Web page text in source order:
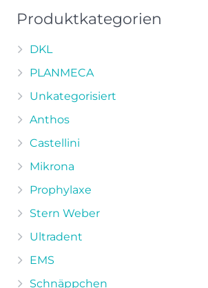
Produktkategorien
DKL
PLANMECA
Unkategorisiert
Anthos
Castellini
Mikrona
Prophylaxe
Stern Weber
Ultradent
EMS
Schnäppchen